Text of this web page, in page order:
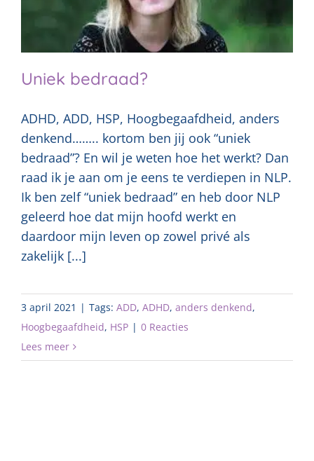
Uniek bedraad?
ADHD, ADD, HSP, Hoogbegaafdheid, anders
denkend…….. kortom ben jij ook “uniek
bedraad”? En wil je weten hoe het werkt? Dan
raad ik je aan om je eens te verdiepen in NLP.
Ik ben zelf “uniek bedraad” en heb door NLP
geleerd hoe dat mijn hoofd werkt en
daardoor mijn leven op zowel privé als
zakelijk [...]
3 april 2021 | Tags: ADD, ADHD, anders denkend,
Hoogbegaafdheid, HSP | 0 Reacties
Lees meer